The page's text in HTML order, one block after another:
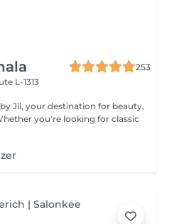
253
L-1313
Jil, your destination for beauty,